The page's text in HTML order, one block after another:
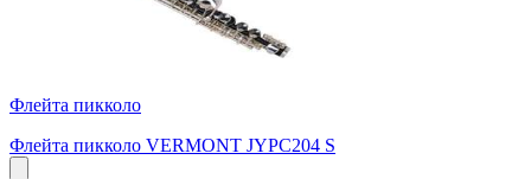
Флейта пикколо
Флейта пикколо VERMONT JYPC204 S